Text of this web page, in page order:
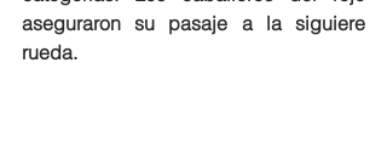
aseguraron su pasaje a la siguiere
rueda.